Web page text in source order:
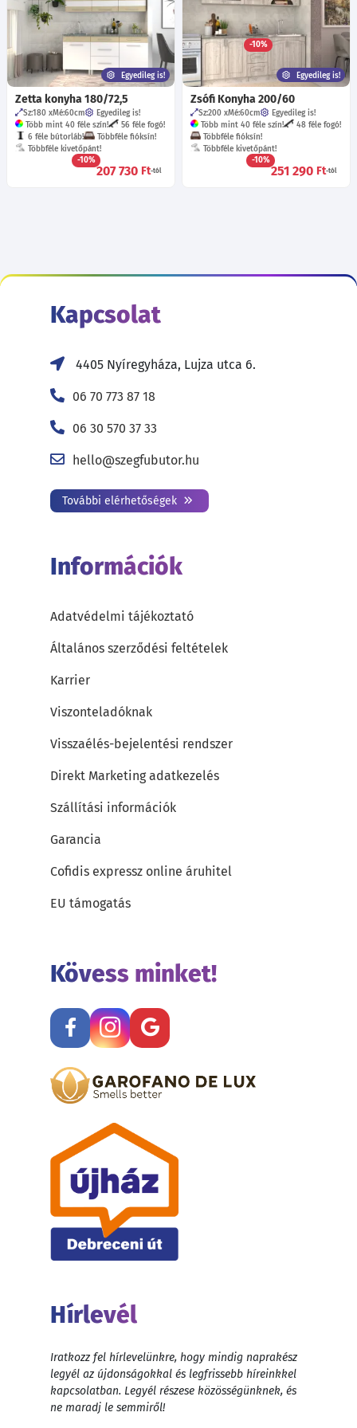
47 féle fogó!
Többféle fióksín!
Többféle kivetőpánt!
-10%
206 200 Ft
Egyedileg is!
Zetta konyha 180/72,5
Sz:180 Mé:60cm
Egyedileg is!
Több mint 40 féle szín!
56 féle fogó!
6 féle bútorláb!
Többféle fióksín!
Többféle kivetőpánt!
-10%
207 730 Ft-tól
Egyedileg is!
Zsófi Konyha 200/60
Sz:200 Mé:60cm
Egyedileg is!
Több mint 40 féle szín!
48 féle fogó!
Többféle fióksín!
Többféle kivetőpánt!
-10%
251 290 Ft-tól
Kapcsolat
4405 Nyíregyháza, Lujza utca 6.
06 70 773 87 18
06 30 570 37 33
hello@szegfubutor.hu
További elérhetőségek
Információk
Adatvédelmi tájékoztató
Általános szerződési feltételek
Karrier
Viszonteladóknak
Visszaélés-bejelentési rendszer
Direkt Marketing adatkezelés
Szállítási információk
Garancia
Cofidis expressz online áruhitel
EU támogatás
Kövess minket!
Hírlevél
Iratkozz fel hírlevelünkre, hogy mindig naprakész
legyél az újdonságokkal és legfrissebb híreinkkel
kapcsolatban. Legyél részese közösségünknek, és
ne maradj le semmiről!